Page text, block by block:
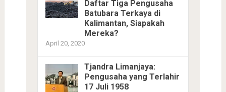
Daftar Tiga Pengusaha
Batubara Terkaya di
Kalimantan, Siapakah
Mereka?
April 20, 2020
Tjandra Limanjaya:
Pengusaha yang Terlahir
17 Juli 1958